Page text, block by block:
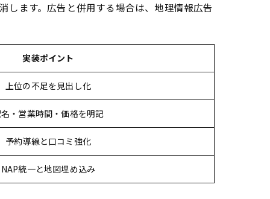
します。広告と併用する場合は、地理情報広告
実装ポイント
上位の不足を見出し化
・営業時間・価格を明記
予約導線と口コミ強化
NAP統一と地図埋め込み